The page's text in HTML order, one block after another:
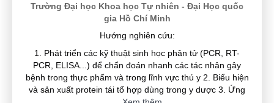
Trường Đại học Khoa học Tự nhiên - Đại Học quốc
gia Hồ Chí Minh
Hướng nghiên cứu:
1. Phát triển các kỹ thuật sinh học phân tử (PCR, RT-
PCR, ELISA...) để chẩn đoán nhanh các tác nhân gây
bệnh trong thực phẩm và trong lĩnh vực thú y 2. Biểu hiện
và sản xuất protein tái tổ hợp dùng trong y dược 3. Ứng